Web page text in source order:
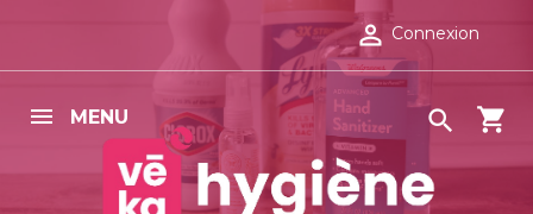
 Connexion
MENU  shopping_cart